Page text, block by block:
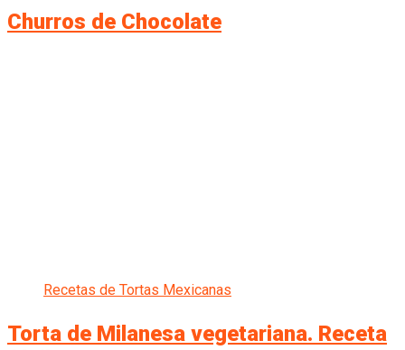
Churros de Chocolate
Recetas de Tortas Mexicanas
Torta de Milanesa vegetariana. Receta